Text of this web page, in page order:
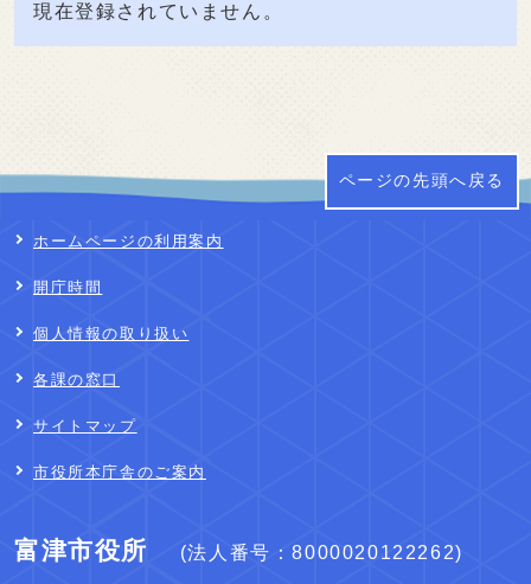
現在登録されていません。
ページの先頭へ戻る
ホームページの利用案内
開庁時間
個人情報の取り扱い
各課の窓口
サイトマップ
市役所本庁舎のご案内
富津市役所 (法人番号：8000020122262)